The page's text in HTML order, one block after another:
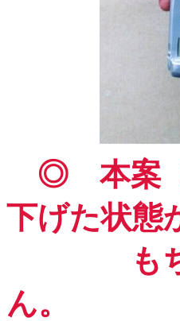
◎ 本案（
下げた状
もちろ
ん。